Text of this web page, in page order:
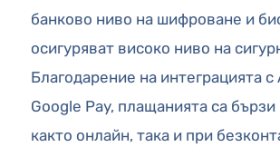
банково ниво на шифроване и
осигуряват високо ниво на
Благодарение на интеграцията с
Google Pay, плащанията са
както онлайн, така и при